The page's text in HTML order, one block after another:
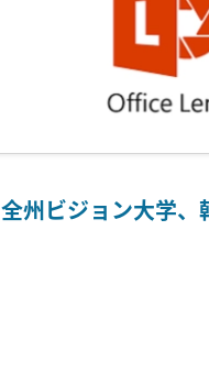
全州ビジョン大学